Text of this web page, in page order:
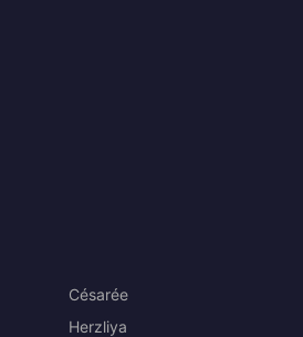
Césarée
Herzliya